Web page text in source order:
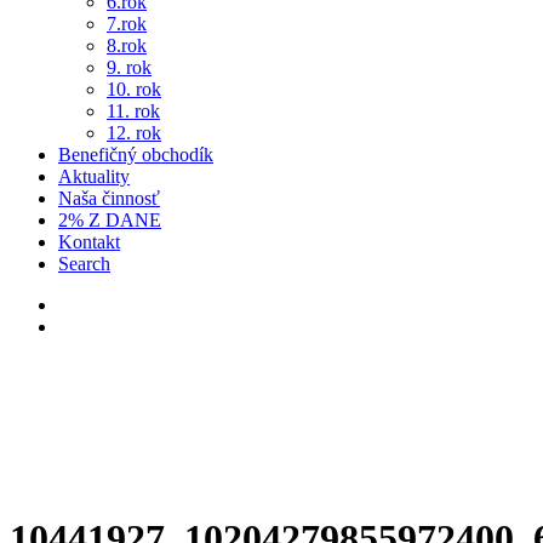
7.rok
8.rok
9. rok
10. rok
11. rok
12. rok
Benefičný obchodík
Aktuality
Naša činnosť
2% Z DANE
Kontakt
Search